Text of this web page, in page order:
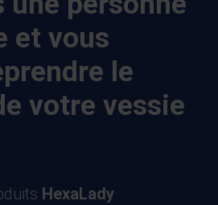
et vous
le
votre vessie
HexaLady